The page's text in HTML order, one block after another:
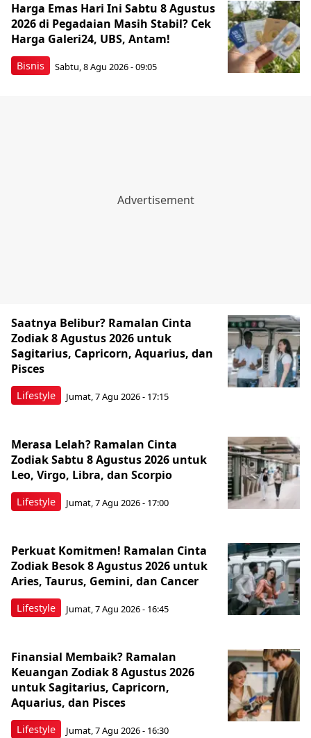
Bisnis
Harga Emas Hari Ini Sabtu 8 Agustus
2026 di Pegadaian Masih Stabil? Cek
Harga Galeri24, UBS, Antam!
Sabtu, 8 Agu 2026 - 09:05
Lifestyle
Saatnya Belibur? Ramalan Cinta
Zodiak 8 Agustus 2026 untuk
Sagitarius, Capricorn, Aquarius, dan
Pisces
Jumat, 7 Agu 2026 - 17:15
Lifestyle
Merasa Lelah? Ramalan Cinta
Zodiak Sabtu 8 Agustus 2026 untuk
Leo, Virgo, Libra, dan Scorpio
Jumat, 7 Agu 2026 - 17:00
Lifestyle
Perkuat Komitmen! Ramalan Cinta
Zodiak Besok 8 Agustus 2026 untuk
Aries, Taurus, Gemini, dan Cancer
Jumat, 7 Agu 2026 - 16:45
Lifestyle
Finansial Membaik? Ramalan
Keuangan Zodiak 8 Agustus 2026
untuk Sagitarius, Capricorn,
Aquarius, dan Pisces
Jumat, 7 Agu 2026 - 16:30